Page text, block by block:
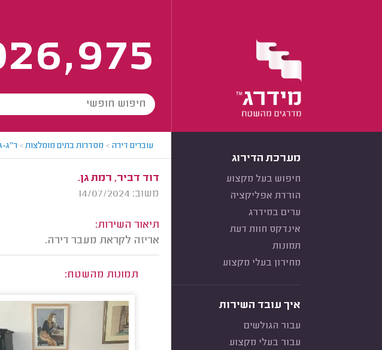
מערכת הדירוג
חיפוש בעל מקצוע
הורדת אפליקציה
ערים במידרג
אינדקס חוות דעת
תמונות
מחירון בעלי מקצוע
איך עובד השירות
עבור הגולשים
עבור בעלי מקצוע
עוברים דירה > מסדרות בתים מומלצות> ר"ג-
דוד דביר, רמת גן.
משוב: 14/07/2024
תיאור השירות:
אריזה לקראת מעבר דירה.
תמונות מהשטח: